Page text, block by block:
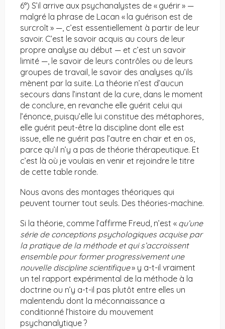
6°) S’il arrive aux psychanalystes de « guérir » —
malgré la phrase de Lacan « la guérison est de
surcroît » —, c’est essentiellement à partir de leur
savoir. C’est le savoir acquis au cours de leur
propre analyse au début — et c’est un savoir
limité —, le savoir de leurs contrôles ou de leurs
groupes de travail, le savoir des analyses qu’ils
mènent par la suite. La théorie n’est d’aucun
secours dans l’instant de la cure, dans le moment
de conclure, en revanche elle guérit celui qui
l’énonce, puisqu’elle lui constitue des métaphores,
elle guérit peut-être la discipline dont elle est
issue, elle ne guérit pas l’autre en chair et en os,
parce qu’il n’y a pas de théorie thérapeutique. Et
c’est là où je voulais en venir et rejoindre le titre
de cette table ronde.
Nous avons des montages théoriques qui
peuvent tourner tout seuls. Des théories-machine.
Si la théorie, comme l’affirme Freud, n’est « qu’une
série de conceptions psychologiques acquise par
la pratique de la méthode et qui s’accroissent
ensemble pour former progressivement une
nouvelle discipline scientifique» y a-t-il vraiment
un tel rapport expérimental de la méthode à la
doctrine ou n’y a-t-il pas plutôt entre elles un
malentendu dont la méconnaissance a
conditionné l’histoire du mouvement
psychanalytique ?